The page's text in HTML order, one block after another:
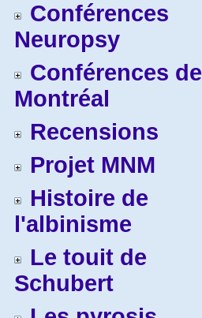
Conférences
Neuropsy
Conférences de
Montréal
Recensions
Projet MNM
Histoire de
l'albinisme
Le touit de
Schubert